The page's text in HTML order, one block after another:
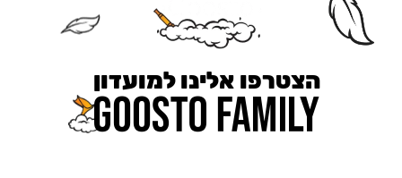
הצטרפו אלינו למועדון